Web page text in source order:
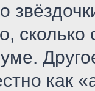
как